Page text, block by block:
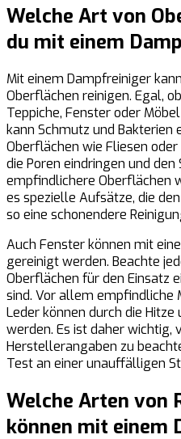
Welche Art von
du mit einem
Mit einem Dampfreiniger
Oberflächen reinigen. Egal,
Teppiche, Fenster oder
kann Schmutz und
Oberflächen wie Fliesen
die Poren eindringen und
empfindlichere Oberflächen
es spezielle Aufsätze, die
so eine schonendere
Auch Fenster können mit
gereinigt werden. Beachte
Oberflächen für den Einsatz
sind. Vor allem empfindliche
Leder können durch die
werden. Es ist daher wichtig,
Herstellerangaben zu
Test an einer unauffälligen
Welche Arten von
können mit einem